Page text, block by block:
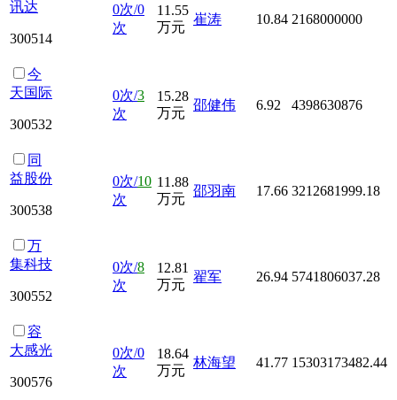
讯达
300514
0次/0
次
11.55
万元
崔涛 10.84 2168000000
今
天国际
300532
0次/3
次
15.28
万元
邵健伟 6.92 4398630876
同
益股份
300538
0次/10
次
11.88
万元
邵羽南 17.66 3212681999.18
万
集科技
300552
0次/8
次
12.81
万元
翟军 26.94 5741806037.28
容
大感光
300576
0次/0
次
18.64
万元
林海望 41.77 15303173482.44